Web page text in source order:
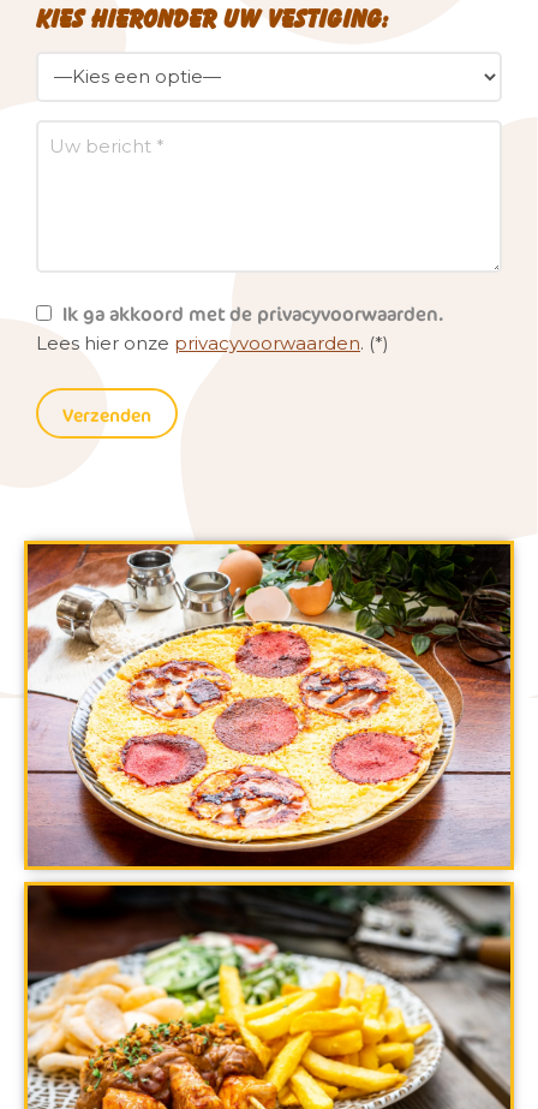
Kies hieronder uw vestiging:
Ik ga akkoord met de privacyvoorwaarden.
Lees hier onze privacyvoorwaarden. (*)